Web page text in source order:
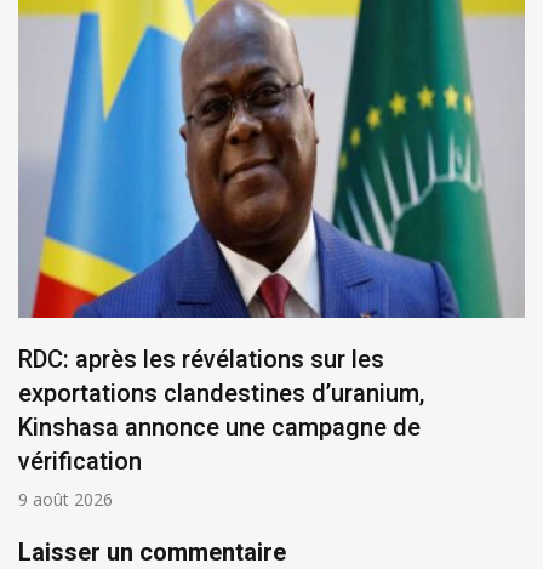
RDC: après les révélations sur les
exportations clandestines d’uranium,
Kinshasa annonce une campagne de
vérification
9 août 2026
Laisser un commentaire